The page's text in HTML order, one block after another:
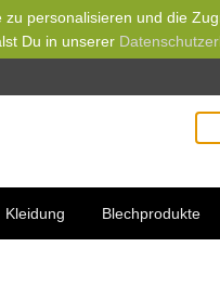
personalisieren und die
Du in unserer
Kleidung Blechprodukte